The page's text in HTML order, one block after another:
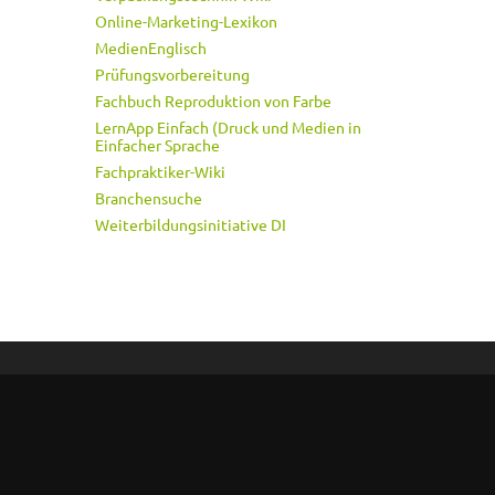
Online-Marketing-Lexikon
MedienEnglisch
Prüfungsvorbereitung
Fachbuch Reproduktion von Farbe
LernApp Einfach (Druck und Medien in
Einfacher Sprache
Fachpraktiker-Wiki
Branchensuche
Weiterbildungsinitiative DI